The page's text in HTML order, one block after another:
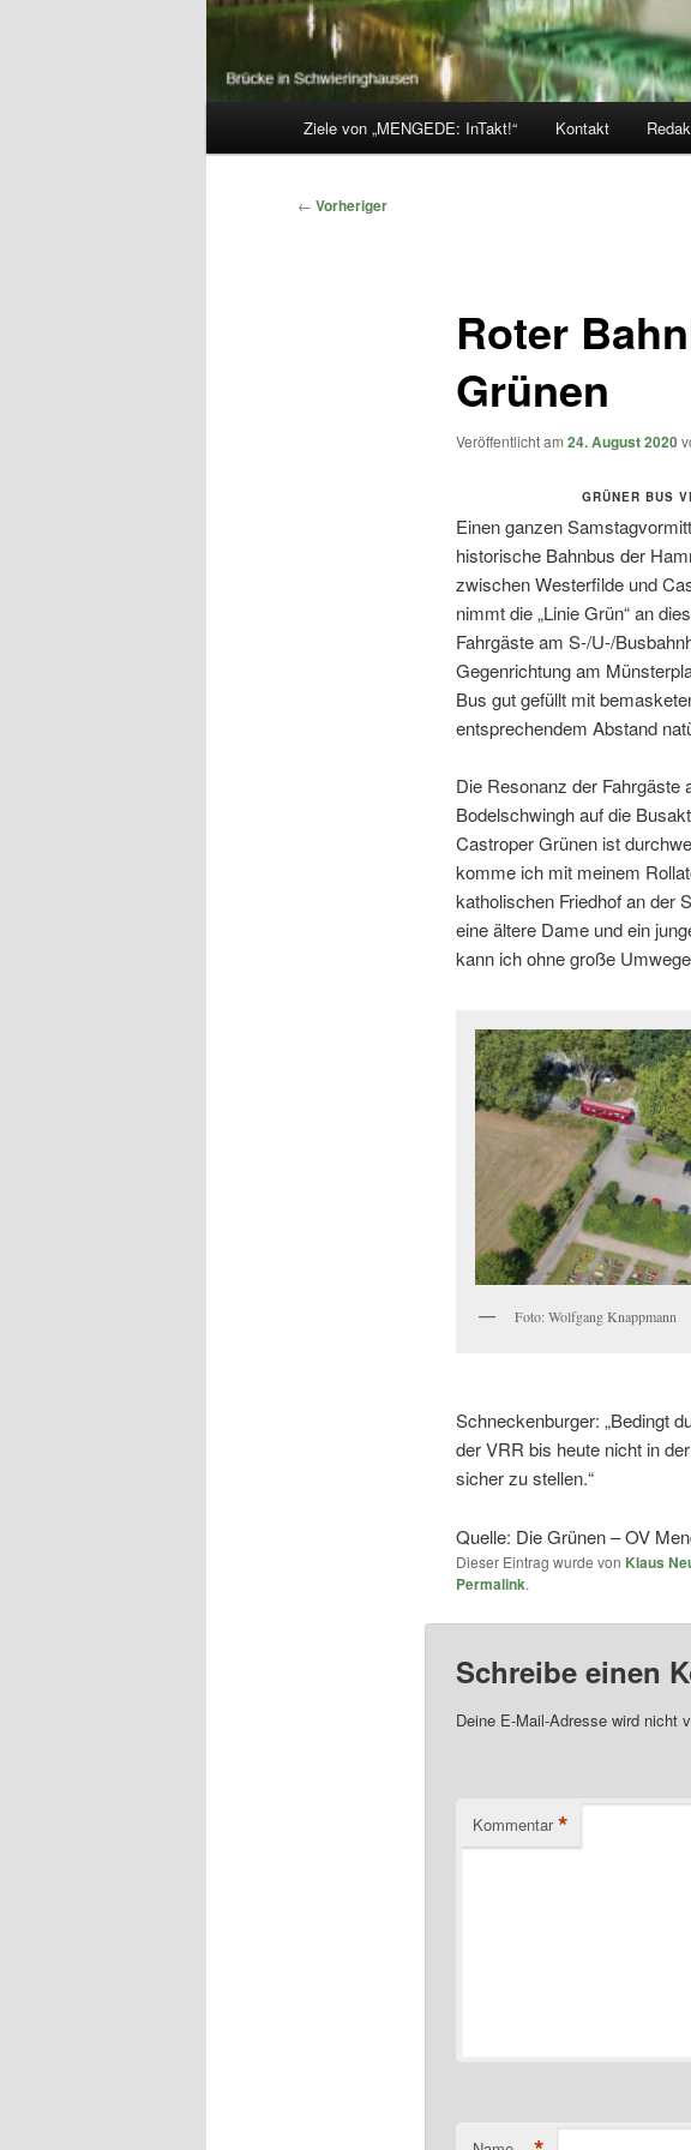
Ziele von „MENGEDE: InTakt!“ Kontakt
Beitragsnavigation
← Vorheriger
Roter
Grünen
Veröffentlicht am 24. August 2020
GRÜNER BUS
Einen ganzen
historische Bahnbus der
zwischen Westerfilde und
nimmt die „Linie Grün“ an
Fahrgäste am S-/U-/
Gegenrichtung am
Bus gut gefüllt mit
entsprechendem Abstand
Die Resonanz der Fahrgäste
Bodelschwingh auf die
Castroper Grünen ist
komme ich mit meinem
katholischen Friedhof an der
eine ältere Dame und ein
kann ich ohne große
Foto: Wolfgang Knappmann
Schneckenburger: „Bedingt
der VRR bis heute nicht in
sicher zu stellen.“
Quelle: Die Grünen – OV
Dieser Eintrag wurde von Klaus
Permalink.
Schreibe einen
Deine E-Mail-Adresse wird nicht
Kommentar *